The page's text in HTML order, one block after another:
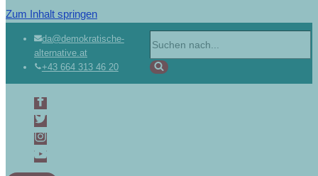
Zum Inhalt springen
da@demokratische-
alternative.at
+43 664 313 46 20